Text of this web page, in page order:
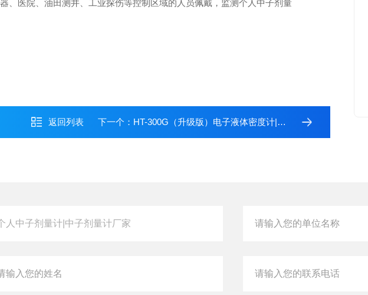
、医院、油田测井、工业探伤等控制区域的人员佩戴，监测个人中子剂量
返回列表 下一个： HT-300G（升级版）电子液体密度计|液体比重计报价